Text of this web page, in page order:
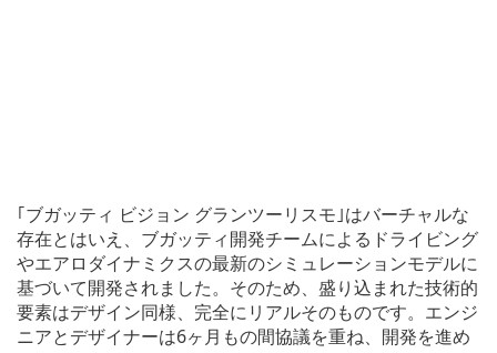
｢ブガッティ ビジョン グランツーリスモ｣はバーチャルな
存在とはいえ、ブガッティ開発チームによるドライビング
やエアロダイナミクスの最新のシミュレーションモデルに
基づいて開発されました。そのため、盛り込まれた技術的
要素はデザイン同様、完全にリアルそのものです。エンジ
ニアとデザイナーは6ヶ月もの間協議を重ね、開発を進め